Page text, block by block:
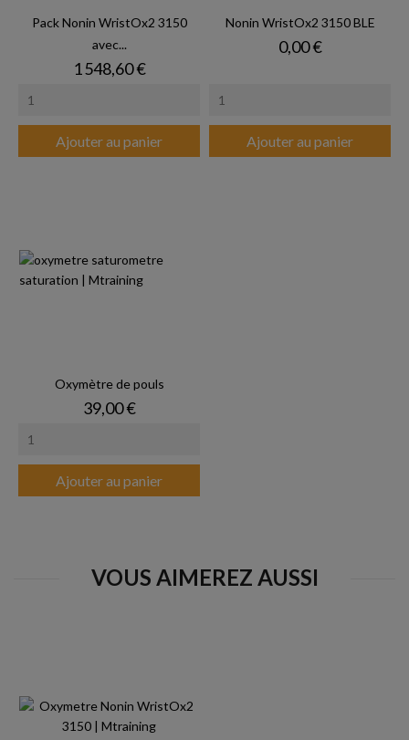
Pack Nonin WristOx2 3150
avec...
Prix
1 548,60 €
Ajouter au panier
Nonin WristOx2 3150 BLE
Prix
0,00 €
Ajouter au panier
Oxymètre de pouls
Prix
39,00 €
Ajouter au panier
VOUS AIMEREZ AUSSI